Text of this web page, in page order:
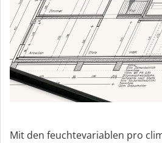
Mit den feuchtevariablen pro